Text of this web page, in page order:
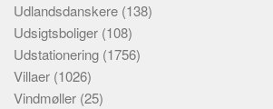
Udlandsdanskere (138)
Udsigtsboliger (108)
Udstationering (1756)
Villaer (1026)
Vindmøller (25)